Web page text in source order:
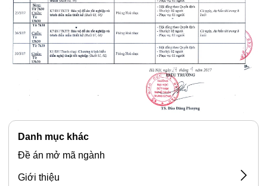
Danh mục khác
Đề án mở mã ngành
Giới thiệu